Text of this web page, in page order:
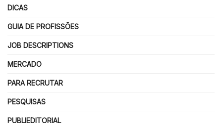
DICAS
GUIA DE PROFISSÕES
JOB DESCRIPTIONS
MERCADO
PARA RECRUTAR
PESQUISAS
PUBLIEDITORIAL